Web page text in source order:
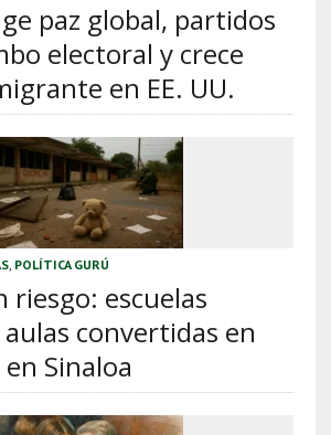
paz global, partidos
electoral y crece
en EE. UU.
, POLÍTICA GURÚ
riesgo: escuelas
convertidas en
Sinaloa